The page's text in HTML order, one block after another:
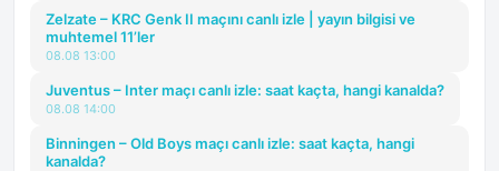
Zelzate – KRC Genk II maçını canlı izle | yayın bilgisi ve
muhtemel 11’ler
08.08 13:00
Juventus – Inter maçı canlı izle: saat kaçta, hangi kanalda?
08.08 14:00
Binningen – Old Boys maçı canlı izle: saat kaçta, hangi
kanalda?